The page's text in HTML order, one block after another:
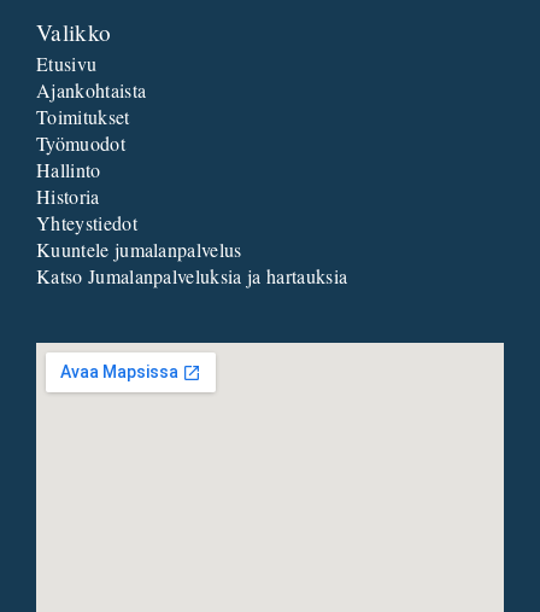
Valikko
Etusivu
Ajankohtaista
Toimitukset
Työmuodot
Hallinto
Historia
Yhteystiedot
Kuuntele jumalanpalvelus
Katso Jumalanpalveluksia ja hartauksia